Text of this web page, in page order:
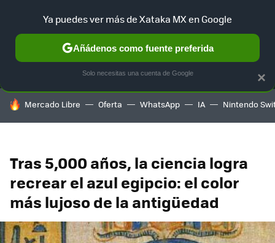
MENÚ NUEVO
GAMING HOME AUTO
HOY SE HABLA DE
Mercado Libre Oferta WhatsApp IA Nintendo
Tras 5,000 años, la ciencia logra
recrear el azul egipcio: el color
más lujoso de la antigüedad
×
Ya puedes ver más de Xataka MX en Google
Añádenos como fuente preferida
Solo necesitas una cuenta de Google